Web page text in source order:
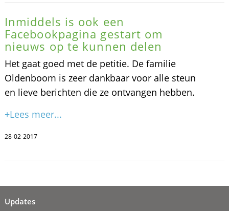
Inmiddels is ook een
Facebookpagina gestart om
nieuws op te kunnen delen
Het gaat goed met de petitie. De familie
Oldenboom is zeer dankbaar voor alle steun
en lieve berichten die ze ontvangen hebben.
+Lees meer...
28-02-2017
Updates